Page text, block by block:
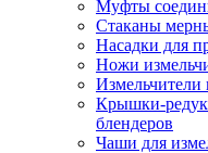
Муфты
Стаканы
Насадки для
Ножи
Измельчители
Крышки-
блендеров
Чаши для